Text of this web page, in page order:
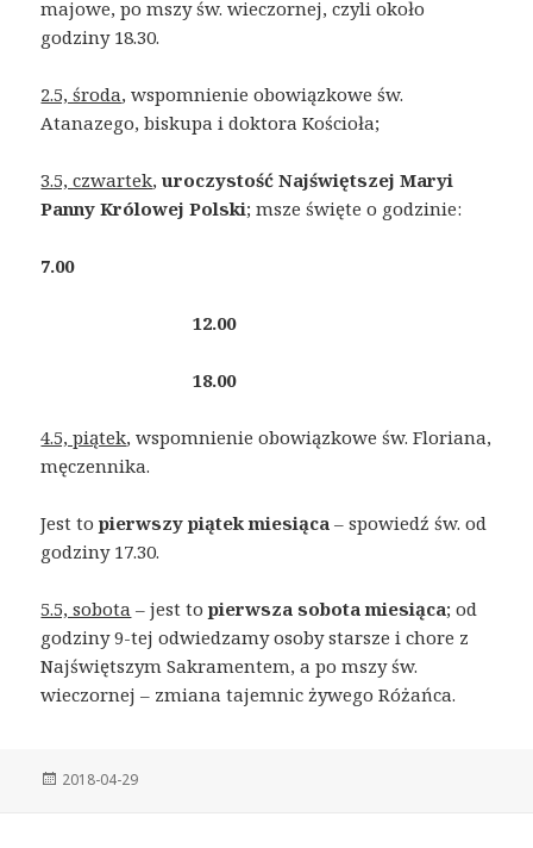
majowe, po mszy św. wieczornej, czyli około
godziny 18.30.
2.5, środa, wspomnienie obowiązkowe św.
Atanazego, biskupa i doktora Kościoła;
3.5, czwartek,uroczystość Najświętszej Maryi
Panny Królowej Polski; msze święte o godzinie:
7.00
12.00
18.00
4.5, piątek, wspomnienie obowiązkowe św. Floriana,
męczennika.
Jest topierwszy piątek miesiąca – spowiedź św. od
godziny 17.30.
5.5, sobota – jest topierwsza sobota miesiąca; od
godziny 9-tej odwiedzamy osoby starsze i chore z
Najświętszym Sakramentem, a po mszy św.
wieczornej – zmiana tajemnic żywego Różańca.
Posted
2018-04-29